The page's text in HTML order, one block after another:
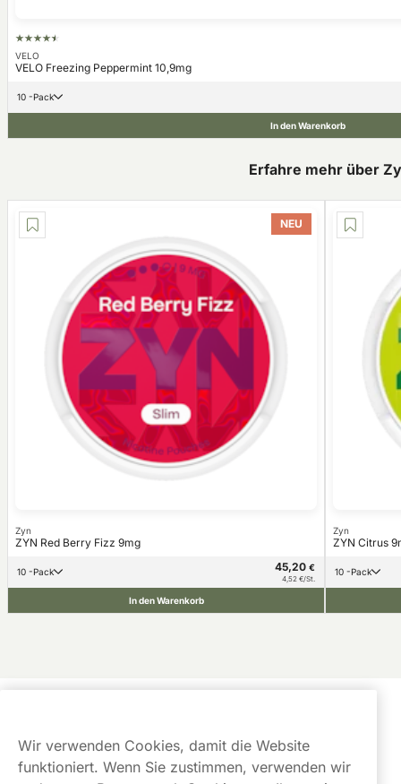
VELO
VELO Freezing Peppermint 10,9mg
10 -Pack
In den Warenkorb
Erfahre mehr über
NEU
Zyn
ZYN Red Berry Fizz 9mg
10 -Pack 45,20 €
4,52 €/St.
In den Warenkorb
Zyn
ZYN Citrus
10 -Pack
Links
Wir verwenden Cookies, damit die Website
funktioniert. Wenn Sie zustimmen, verwenden wir